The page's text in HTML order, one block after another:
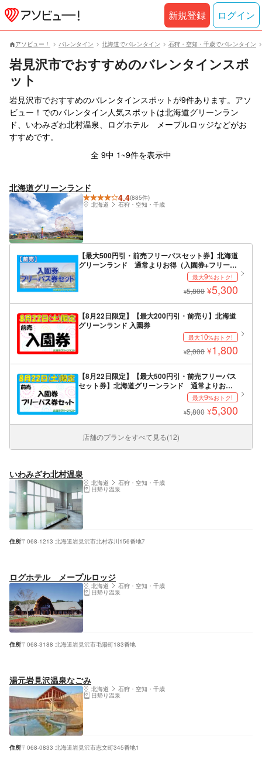
アソビュー！ バレンタイン 北海道でバレンタイン 石狩・空知・千歳でバレンタイン
岩見沢市でおすすめのバレンタインスポ
ット
岩見沢市でおすすめのバレンタインスポットが9件あります。アソ
ビュー！でのバレンタイン人気スポットは北海道グリーンラン
ド、いわみざわ北村温泉、ログホテル メープルロッジなどがお
すすめです。
全 9中 1~9件を表示中
北海道グリーンランド
4.4(885件)
北海道
石狩・空知・千歳
【最大500円引・前売フリーパスセット券】北海道
グリーンランド 通常よりお得（入園券+フリーパ
最大9%おトク!
¥5,800 ¥5,300
【8月22日限定】【最大200円引・前売り】北海道
グリーンランド 入園券
最大10%おトク!
¥2,000 ¥1,800
【8月22日限定】【最大500円引・前売フリーパス
セット券】北海道グリーンランド 通常よりお得
最大9%おトク!
¥5,800 ¥5,300
店舗のプランをすべて見る(12)
いわみざわ北村温泉
北海道 石狩・空知・千歳
日帰り温泉
住所〒068-1213 北海道岩見沢市北村赤川156番地7
ログホテル メープルロッジ
北海道 石狩・空知・千歳
日帰り温泉
住所〒068-3188 北海道岩見沢市毛陽町183番地
湯元岩見沢温泉なごみ
北海道 石狩・空知・千歳
日帰り温泉
住所〒068-0833 北海道岩見沢市志文町345番地1
新規登録 ログイン